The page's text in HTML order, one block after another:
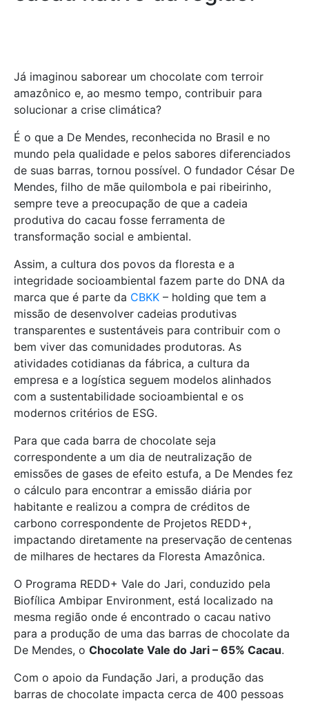
Já imaginou saborear um chocolate com terroir
amazônico e, ao mesmo tempo, contribuir para
solucionar a crise climática?
É o que a De Mendes, reconhecida no Brasil e no
mundo pela qualidade e pelos sabores diferenciados
de suas barras, tornou possível. O fundador César De
Mendes, filho de mãe quilombola e pai ribeirinho,
sempre teve a preocupação de que a cadeia
produtiva do cacau fosse ferramenta de
transformação social e ambiental.
Assim, a cultura dos povos da floresta e a
integridade socioambiental fazem parte do DNA da
marca que é parte da CBKK – holding que tem a
missão de desenvolver cadeias produtivas
transparentes e sustentáveis para contribuir com o
bem viver das comunidades produtoras. As
atividades cotidianas da fábrica, a cultura da
empresa e a logística seguem modelos alinhados
com a sustentabilidade socioambiental e os
modernos critérios de ESG.
Para que cada barra de chocolate seja
correspondente a um dia de neutralização de
emissões de gases de efeito estufa, a De Mendes fez
o cálculo para encontrar a emissão diária por
habitante e realizou a compra de créditos de
carbono correspondente de Projetos REDD+,
impactando diretamente na preservação de centenas
de milhares de hectares da Floresta Amazônica.
O Programa REDD+ Vale do Jari, conduzido pela
Biofílica Ambipar Environment, está localizado na
mesma região onde é encontrado o cacau nativo
para a produção de uma das barras de chocolate da
De Mendes, o Chocolate Vale do Jari – 65% Cacau.
Com o apoio da Fundação Jari, a produção das
barras de chocolate impacta cerca de 400 pessoas